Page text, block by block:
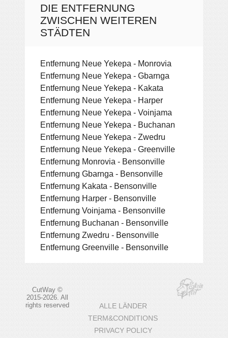
DIE ENTFERNUNG
ZWISCHEN WEITEREN
STÄDTEN
Entfernung Neue Yekepa - Monrovia
Entfernung Neue Yekepa - Gbarnga
Entfernung Neue Yekepa - Kakata
Entfernung Neue Yekepa - Harper
Entfernung Neue Yekepa - Voinjama
Entfernung Neue Yekepa - Buchanan
Entfernung Neue Yekepa - Zwedru
Entfernung Neue Yekepa - Greenville
Entfernung Monrovia - Bensonville
Entfernung Gbarnga - Bensonville
Entfernung Kakata - Bensonville
Entfernung Harper - Bensonville
Entfernung Voinjama - Bensonville
Entfernung Buchanan - Bensonville
Entfernung Zwedru - Bensonville
Entfernung Greenville - Bensonville
CutWay ©
2015-2026. All
rights reserved
ALLE LÄNDER
TERM&CONDITIONS
PRIVACY POLICY